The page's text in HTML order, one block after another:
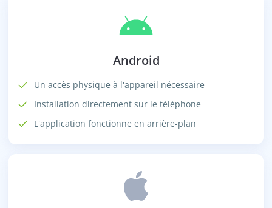
Android
Un accès physique à l'appareil nécessaire
Installation directement sur le téléphone
L'application fonctionne en arrière-plan